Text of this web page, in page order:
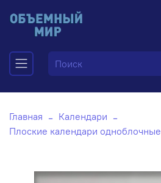
Главная
Календари
Плоские календари одноблочные